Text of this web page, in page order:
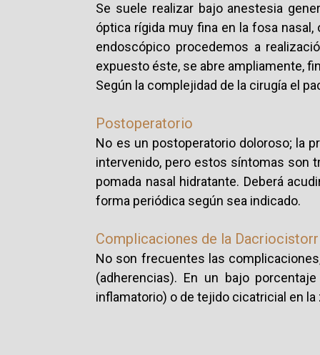
Se suele realizar bajo anestesia
óptica rígida muy fina en la fosa
endoscópico procedemos a
expuesto éste, se abre ampliamente,
Según la complejidad de la cirugía el
Postoperatorio
No es un postoperatorio doloroso; la
intervenido, pero estos síntomas son
pomada nasal hidratante. Deberá
forma periódica según sea indicado.
Complicaciones de la
No son frecuentes las
(adherencias). En un bajo
inflamatorio) o de tejido cicatricial en la